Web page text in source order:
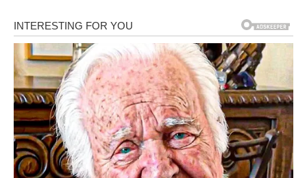
ih ne ostvare. Prekomjerno iznošenje svojih ambicija može
dovesti do nepotrebnog pritiska i negativnih reakcija okoline.
Istraživanja čak sugeriraju da razgovaranje o svojim
planovima može stvoriti lažni osjećaj postignuća, što može
smanjiti motivaciju da ih stvarno ostvarimo.
Također, pametni ljudi nikada ne ogovaraju. Ogovaranje
može uništiti reputaciju osobe koja ogovara, a često ne
donosi ništa korisno. Umjesto da troše energiju na tračeve,